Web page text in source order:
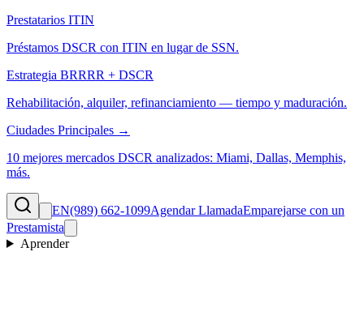
Prestatarios ITIN
Préstamos DSCR con ITIN en lugar de SSN.
Estrategia BRRRR + DSCR
Rehabilitación, alquiler, refinanciamiento — tiempo y maduración.
Ciudades Principales →
10 mejores mercados DSCR analizados: Miami, Dallas, Memphis,
más.
EN(989) 662-1099Agendar LlamadaEmparejarse con un
Prestamista
Aprender